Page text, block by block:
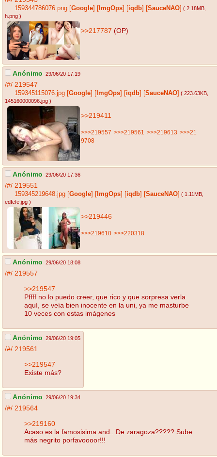
159344786076.png Google ImgOps iqdb SauceNAO ( 2.18MB
h.png )
>>217787 (OP)
Anónimo 29/06/20 17:19
/#/ 219547
159345115076.jpg Google ImgOps iqdb SauceNAO ( 223.63KB
145160000096.jpg )
>>219411
>>>219557 >>>219561 >>>219613 >>>21
9708
Anónimo 29/06/20 17:36
/#/ 219551
159345219648.jpg Google ImgOps iqdb SauceNAO ( 1.11MB
edfefe.jpg )
>>219446
>>>219610 >>>220318
Anónimo 29/06/20 18:08
/#/ 219557
>>219547
Pffff no lo puedo creer, que rico y que sorpresa verla
aquí, se veía bien inocente en la uni, ya me masturbe
10 veces con estas imágenes
Anónimo 29/06/20 19:05
/#/ 219561
>>219547
Existe más?
Anónimo 29/06/20 19:34
/#/ 219564
>>219160
Acaso es la famosisima and.. De zaragoza????? Sube
más negrito porfavoooor!!!